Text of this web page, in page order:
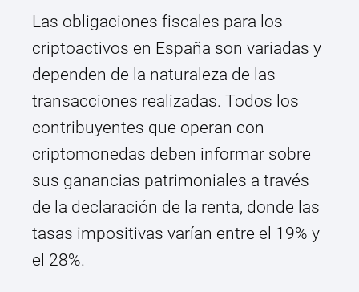
Las obligaciones fiscales para los
criptoactivos en España son variadas y
dependen de la naturaleza de las
transacciones realizadas. Todos los
contribuyentes que operan con
criptomonedas deben informar sobre
sus ganancias patrimoniales a través
de la declaración de la renta, donde las
tasas impositivas varían entre el 19% y
el 28%.